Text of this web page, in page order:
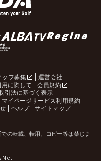
ッフ募集
運営会社
用に際して
会員規約
引法に基づく表示
マイページサービス利用規約
ヘルプ サイトマップ
の転載、転用、コピー等は禁じま
Net